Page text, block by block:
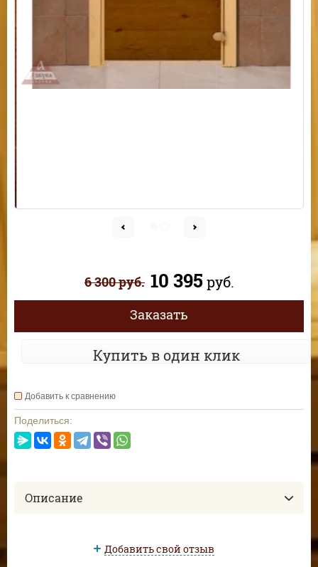
6 300руб. 10 395 руб.
Заказать
Купить в один клик
Добавить к сравнению
Поделиться:
Описание
Добавить свой отзыв